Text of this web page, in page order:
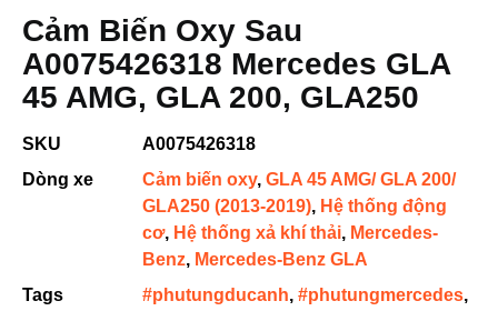
Cảm Biến Oxy Sau
A0075426318 Mercedes GLA
45 AMG, GLA 200, GLA250
SKU
A0075426318
Dòng xe
Cảm biến oxy, GLA 45 AMG/ GLA 200/
GLA250 (2013-2019), Hệ thống động
cơ, Hệ thống xả khí thải, Mercedes-
Benz, Mercedes-Benz GLA
Tags
#phutungducanh, #phutungmercedes,